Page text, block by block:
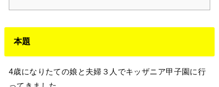
本題
4歳になりたての娘と夫婦３人でキッザニア甲子園に行